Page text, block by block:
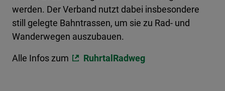
werden. Der Verband nutzt dabei insbesondere
still gelegte Bahntrassen, um sie zu Rad- und
Wanderwegen auszubauen.
Alle Infos zum RuhrtalRadweg